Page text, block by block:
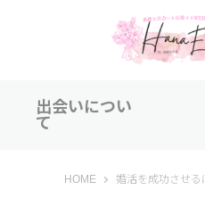
出会いについ
て
HOME はなえみ
婚活を成功させる